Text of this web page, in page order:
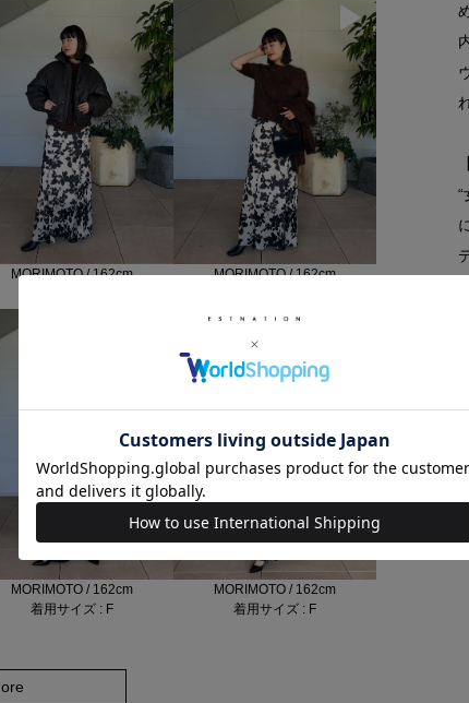
MORIMOTO / 162cm
MORIMOTO / 162cm
MORIMOTO / 162cm
着用サイズ : F
MORIMOTO / 162cm
着用サイズ : F